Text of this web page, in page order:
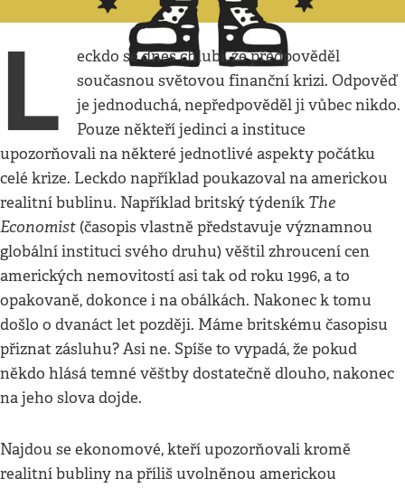
L
eckdo se dnes chlubí, že předpověděl
současnou světovou finanční krizi. Odpověď
je jednoduchá, nepředpověděl ji vůbec nikdo.
Pouze někteří jedinci a instituce
upozorňovali na některé jednotlivé aspekty počátku
celé krize. Leckdo například poukazoval na americkou
realitní bublinu. Například britský týdeník The
Economist (časopis vlastně představuje významnou
globální instituci svého druhu) věštil zhroucení cen
amerických nemovitostí asi tak od roku 1996, a to
opakovaně, dokonce i na obálkách. Nakonec k tomu
došlo o dvanáct let později. Máme britskému časopisu
přiznat zásluhu? Asi ne. Spíše to vypadá, že pokud
někdo hlásá temné věštby dostatečně dlouho, nakonec
na jeho slova dojde.
Najdou se ekonomové, kteří upozorňovali kromě
realitní bubliny na příliš uvolněnou americkou